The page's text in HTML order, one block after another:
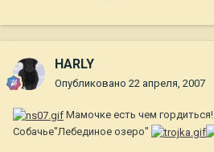
HARLY
Опубликовано 22 апреля, 2007
Мамочке есть чем гордиться!
Собачье"Лебединое озеро"